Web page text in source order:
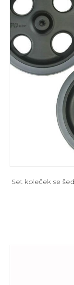
Set koleček se